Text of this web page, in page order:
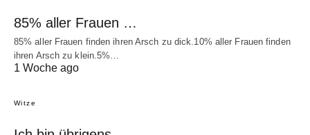
85% aller Frauen …
85% aller Frauen finden ihren Arsch zu dick.10% aller Frauen finden
ihren Arsch zu klein.5%…
1 Woche ago
Witze